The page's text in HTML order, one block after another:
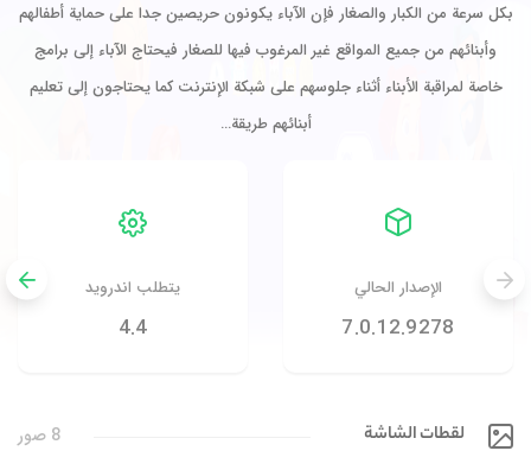
بكل سرعة من الكبار والصغار فإن الآباء يكونون حريصين جدا على حماية أطفالهم
وأبنائهم من جميع المواقع غير المرغوب فيها للصغار فيحتاج الآباء إلى برامج
خاصة لمراقبة الأبناء أثناء جلوسهم على شبكة الإنترنت كما يحتاجون إلى تعليم
أبنائهم طريقة…
الإصدار الحالي
7.0.12.9278
يتطلب اندرويد
4.4
لقطات الشاشة 8 صور